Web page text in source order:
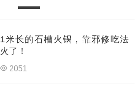
1米长的石槽火锅，靠邪修吃法
火了！
2051